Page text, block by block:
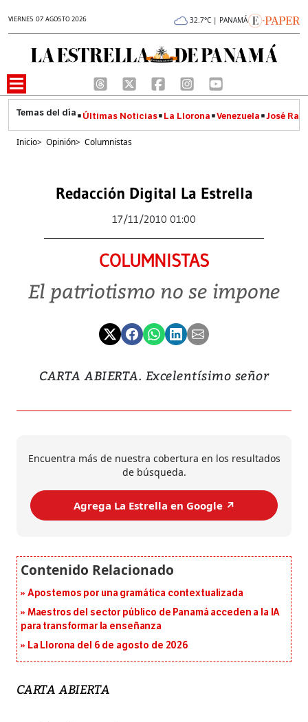
VIERNES 07 AGOSTO 2026 32.7°C | PANAMÁ
Últimas Noticias La Llorona Venezuela José
Inicio> Opinión> Columnistas
Redacción Digital La Estrella
17/11/2010 01:00
COLUMNISTAS
El patriotismo no se impone
CARTA ABIERTA. Excelentísimo señor
Encuentra más de nuestra cobertura en los resultados
de búsqueda.
Agrega La Estrella en Google ↗️
Apostemos por una gramática contextualizada
Maestros del sector público de Panamá acceden a la IA
para transformar la enseñanza
La Llorona del 6 de agosto de 2026
CARTA ABIERTA